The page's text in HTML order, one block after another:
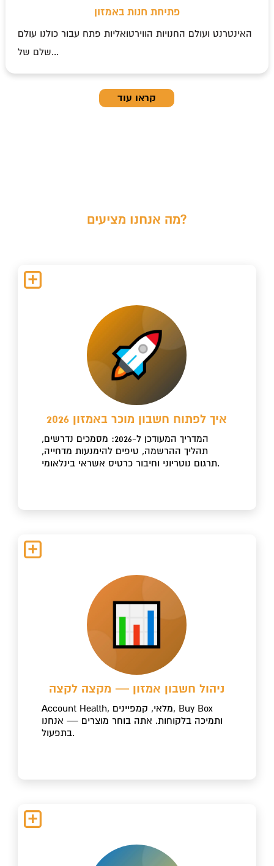
פתיחת חנות באמזון
האינטרנט ועולם החנויות הווירטואליות פתח עבור כולנו עולם
שלם של...
קראו עוד
מה אנחנו מציעים?
איך לפתוח חשבון מוכר באמזון 2026
המדריך המעודכן ל-2026: מסמכים נדרשים,
תהליך ההרשמה, טיפים להימנעות מדחייה,
תרגום נוטריוני וחיבור כרטיס אשראי בינלאומי.
ניהול חשבון אמזון — מקצה לקצה
Account Health, מלאי, קמפיינים, Buy Box
ותמיכה בלקוחות. אתה בוחר מוצרים — אנחנו
בתפעול.